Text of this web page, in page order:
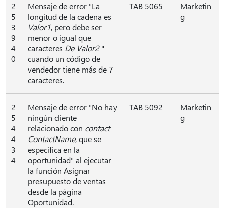
2
5
3
9
4
0
Mensaje de error "La
longitud de la cadena es
Valor1, pero debe ser
menor o igual que
caracteres De Valor2"
cuando un código de
vendedor tiene más de 7
caracteres.
TAB 5065
Marketin
g
2
5
4
4
3
4
Mensaje de error "No hay
ningún cliente
relacionado con contact
ContactName, que se
especifica en la
oportunidad" al ejecutar
la función Asignar
presupuesto de ventas
desde la página
Oportunidad.
TAB 5092
Marketin
g